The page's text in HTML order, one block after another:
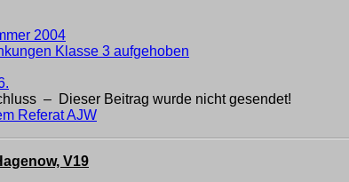
2004
Klasse 3 aufgehoben
– Dieser Beitrag wurde nicht gesendet!
Referat AJW
V19